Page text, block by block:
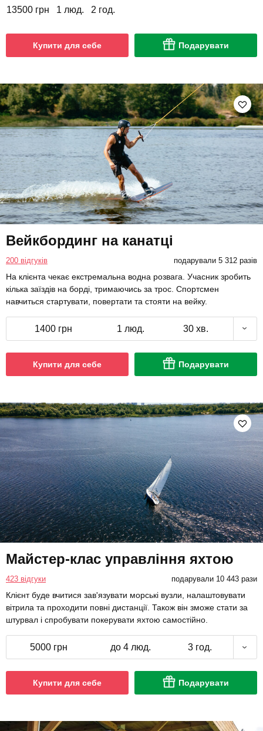
13500 грн 1 люд. 2 год.
Купити для себе Подарувати
Вейкбординг на канатці
200 відгуків подарували 5 312 разів
На клієнта чекає екстремальна водна розвага. Учасник зробить
кілька заїздів на борді, тримаючись за трос. Спортсмен
навчиться стартувати, повертати та стояти на вейку.
1400 грн 1 люд. 30 хв.
Купити для себе Подарувати
Майстер-клас управління яхтою
423 відгуки подарували 10 443 рази
Клієнт буде вчитися зав'язувати морські вузли, налаштовувати
вітрила та проходити повні дистанції. Також він зможе стати за
штурвал і спробувати покерувати яхтою самостійно.
5000 грн до 4 люд. 3 год.
Купити для себе Подарувати